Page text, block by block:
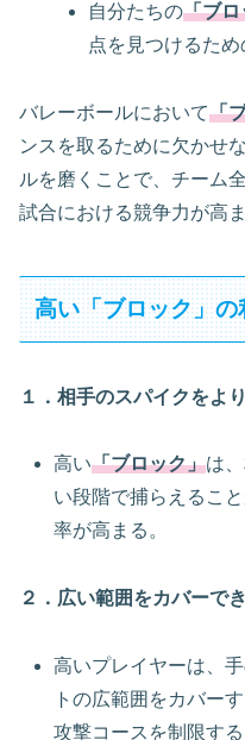
自分たちの「ブロ
点を見つけるため
バレーボールにおいて「
ンスを取るために欠かせ
ルを磨くことで、チーム
試合における競争力が高
高い「ブロック」の
１．相手のスパイクをよ
高い「ブロック」は
い段階で捕らえるこ
率が高まる。
２．広い範囲をカバーで
高いプレイヤーは、
トの広範囲をカバー
攻撃コースを制限する